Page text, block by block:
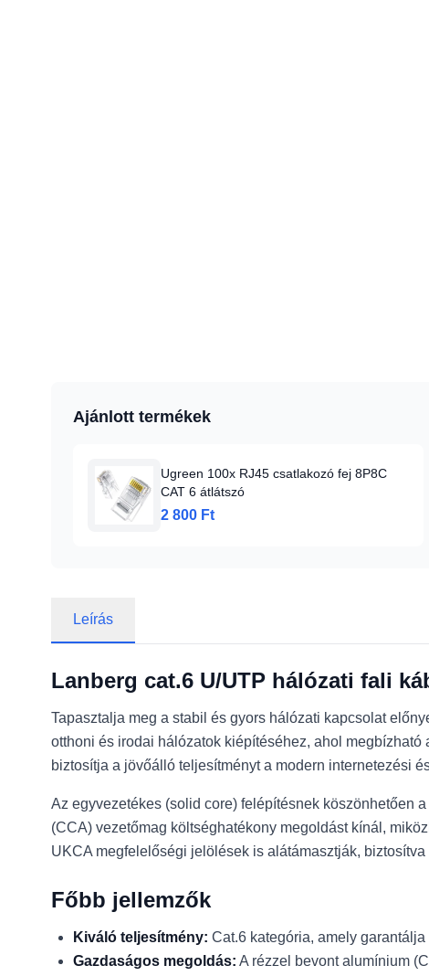
Ajánlott termékek
Ugreen 100x RJ45 csatlakozó fej 8P8C
CAT 6 átlátszó
2 800 Ft
Leírás
Lanberg cat.6 U/UTP hálózati fali
Tapasztalja meg a stabil és gyors hálózati kapcsolat
otthoni és irodai hálózatok kiépítéséhez, ahol
biztosítja a jövőálló teljesítményt a modern internetezési
Az egyvezetékes (solid core) felépítésnek köszönhetően
(CCA) vezetőmag költséghatékony megoldást kínál,
UKCA megfelelőségi jelölések is alátámasztják,
Főbb jellemzők
Kiváló teljesítmény: Cat.6 kategória, amely
Gazdaságos megoldás: A rézzel bevont alumínium